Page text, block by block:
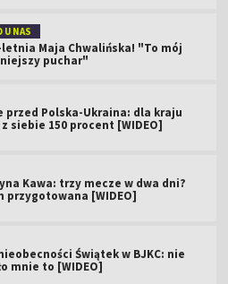
U NAS
Maja Chwalińska! "To mój
puchar"
przed Polska-Ukraina: dla kraju
siebie 150 procent [WIDEO]
Kawa: trzy mecze w dwa dni?
przygotowana [WIDEO]
Świątek w BJKC: nie
mnie to [WIDEO]